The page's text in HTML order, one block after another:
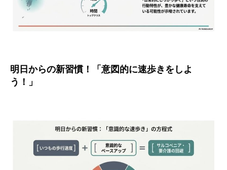
明日からの新習慣！「意図的に速歩きをしよ
う！」